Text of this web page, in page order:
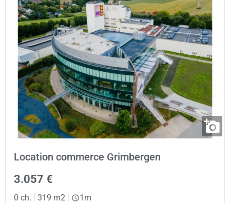
Location commerce Grimbergen
3.057 €
0 ch. | 319 m2 | 1m